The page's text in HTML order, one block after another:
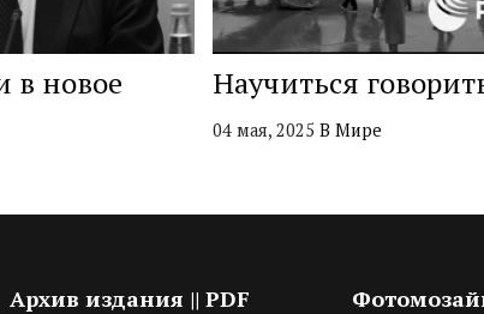
в новое
Научиться
04 мая, 2025 В Мире
Архив издания || PDF